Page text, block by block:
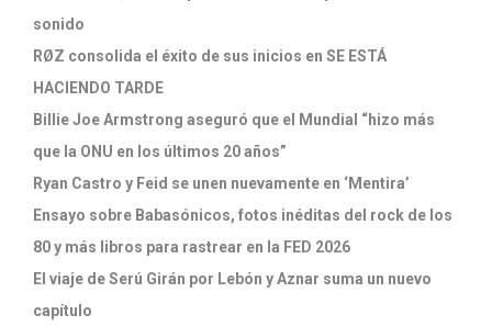
sonido
RØZ consolida el éxito de sus inicios en SE ESTÁ
HACIENDO TARDE
Billie Joe Armstrong aseguró que el Mundial “hizo más
que la ONU en los últimos 20 años”
Ryan Castro y Feid se unen nuevamente en ‘Mentira’
Ensayo sobre Babasónicos, fotos inéditas del rock de los
80 y más libros para rastrear en la FED 2026
El viaje de Serú Girán por Lebón y Aznar suma un nuevo
capítulo